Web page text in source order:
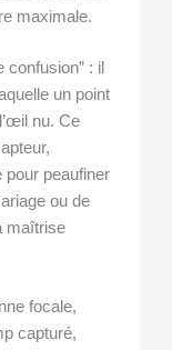
maximale.
confusion” : il
un point
nu. Ce
pour peaufiner
ou de
maîtrise
focale,
capturé,